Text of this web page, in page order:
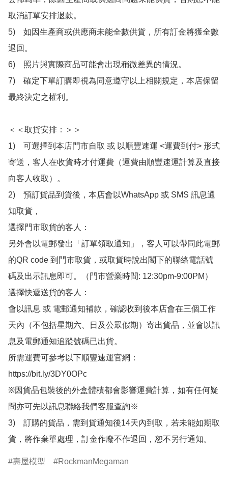
取消訂單安排退款。
5)　如因生產商或供應商未能全數供貨，所有訂金將獲全數
退回。
6)　照片與實際商品可能會出現稍微差異的情況。
7)　確定下單訂購即視為同意遵守以上相關規定，本店保留
最終決定之權利。
＜＜取貨安排：＞＞
1)　可選擇到本店門市自取 或 以順豐速運 <運費到付> 形式
寄送，客人在收貨時才付運費（運費由順豐速運計算及直接
向客人收取）。
2)　預訂貨品到貨後，本店會以WhatsApp 或 SMS 訊息通
知取貨，
選擇門市取貨的客人：
另外會以電郵發出「訂單領取通知」，客人可以帶同此電郵
的QR code 到門市取貨，或取貨時說出閣下的聯絡電話號
碼及出示訊息即可。（門市營業時間: 12:30pm-9:00PM）
選擇快遞送貨的客人：
會以訊息 或 電郵通知補款，確認收到後本店會在三個工作
天內（不包括星期六、日及公眾假期）寄出貨品，並會以訊
息及電郵通知追蹤號碼已出貨。
所需運費可參考以下順豐速運官網：
https://bit.ly/3DY0OPc
※因貨品包裝後的外盒體積都會影響運費計算，如有任何疑
問亦可先以訊息聯絡我們客服查詢※
3)　訂購的貨品，需到貨通知後14天內到取，若未能如期取
貨，將作棄單處理，訂金作廢不作退回，恕不另行通知。
壽屋模型 RockmanMegaman